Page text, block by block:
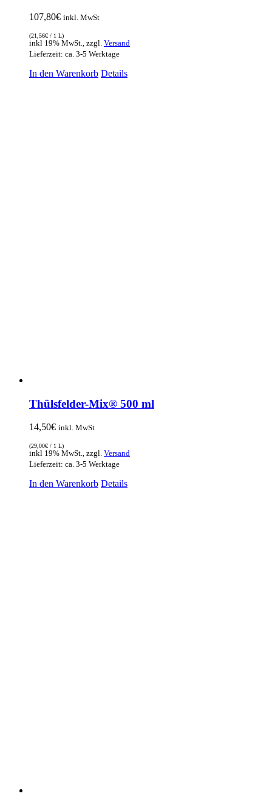
107,80€ inkl. MwSt
(21,56€ / 1 L)
inkl 19% MwSt., zzgl. Versand
Lieferzeit: ca. 3-5 Werktage
In den Warenkorb Details
Thülsfelder-Mix® 500 ml
14,50€ inkl. MwSt
(29,00€ / 1 L)
inkl 19% MwSt., zzgl. Versand
Lieferzeit: ca. 3-5 Werktage
In den Warenkorb Details